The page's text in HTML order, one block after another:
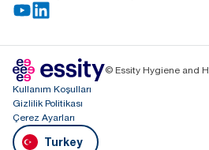
© Essity Hygiene and
Kullanım Koşulları
Gizlilik Politikası
Çerez Ayarları
Turkey